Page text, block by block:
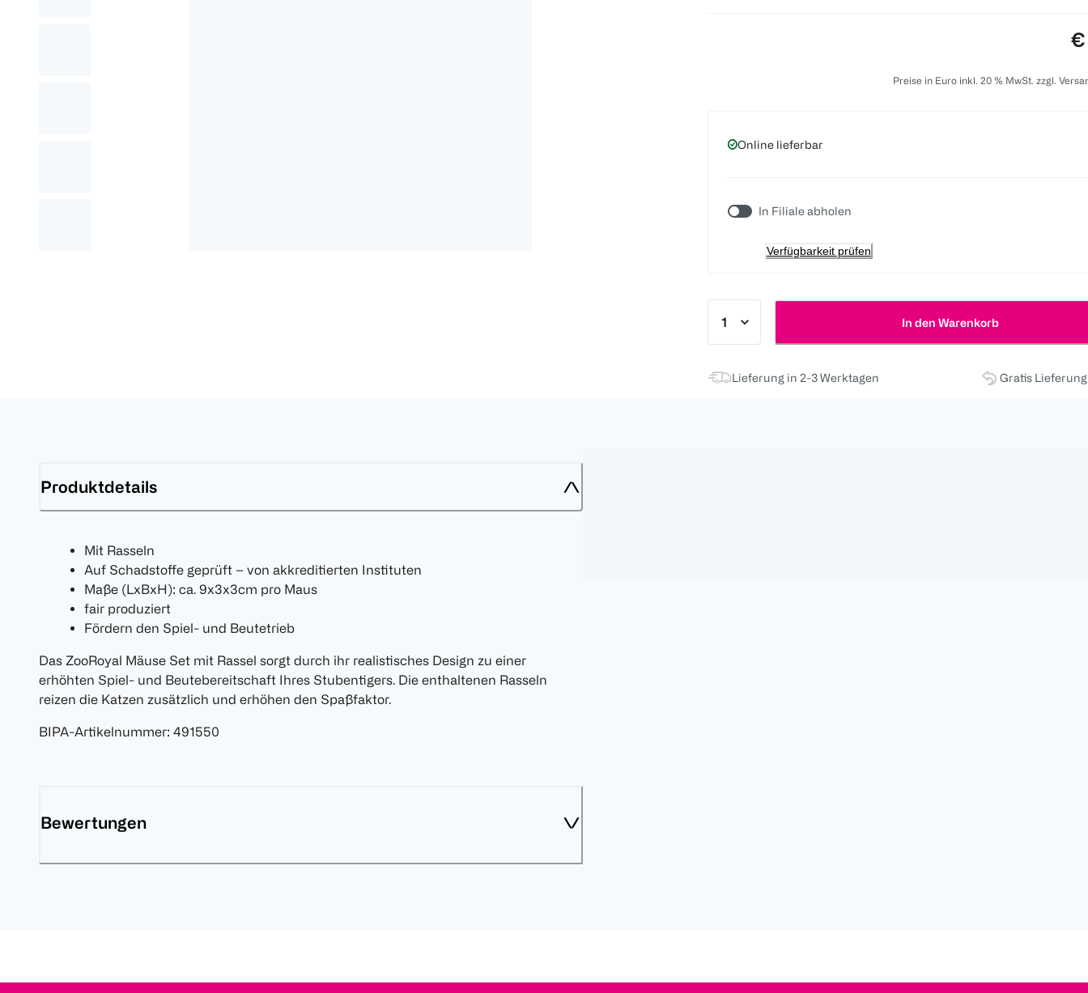
€
Preise in Euro inkl. 20 % MwSt. zzgl.
Online lieferbar
In Filiale abholen
Verfügbarkeit prüfen
In den Warenkorb
Lieferung in 2-3 Werktagen Gratis
Produktdetails
Mit Rasseln
Auf Schadstoffe geprüft – von akkreditierten Instituten
Maße (LxBxH): ca. 9x3x3cm pro Maus
fair produziert
Fördern den Spiel- und Beutetrieb
Das ZooRoyal Mäuse Set mit Rassel sorgt durch ihr realistisches Design zu einer
erhöhten Spiel- und Beutebereitschaft Ihres Stubentigers. Die enthaltenen Rasseln
reizen die Katzen zusätzlich und erhöhen den Spaßfaktor.
BIPA-Artikelnummer: 491550
Bewertungen